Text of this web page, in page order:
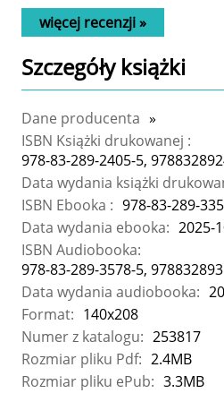
więcej recenzji »
Szczegółyksiążki
Dane producenta »
ISBN Książki drukowanej :
978-83-289-2405-5,
Data wydania książki
ISBN Ebooka : 978-83-289-
Data wydania ebooka: 2025-
ISBN Audiobooka:
978-83-289-3578-5,
Data wydania audiobooka:
Format: 140x208
Numer z katalogu: 253817
Rozmiar pliku Pdf: 2.4MB
Rozmiar pliku ePub: 3.3MB